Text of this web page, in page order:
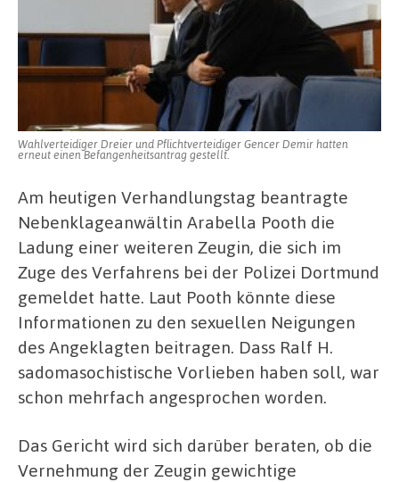
Wahlverteidiger Dreier und Pflichtverteidiger Gencer Demir hatten
erneut einen Befangenheitsantrag gestellt.
Am heutigen Verhandlungstag beantragte
Nebenklageanwältin Arabella Pooth die
Ladung einer weiteren Zeugin, die sich im
Zuge des Verfahrens bei der Polizei Dortmund
gemeldet hatte. Laut Pooth könnte diese
Informationen zu den sexuellen Neigungen
des Angeklagten beitragen. Dass Ralf H.
sadomasochistische Vorlieben haben soll, war
schon mehrfach angesprochen worden.
Das Gericht wird sich darüber beraten, ob die
Vernehmung der Zeugin gewichtige